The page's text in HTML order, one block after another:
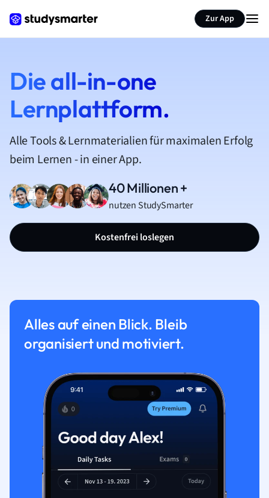
Zur App
Die all-in-one
Lernplattform.
Alle Tools & Lernmaterialien für maximalen Erfolg
beim Lernen - in einer App.
40 Millionen +
nutzen StudySmarter
Kostenfrei loslegen
Alles auf einen Blick. Bleib
organisiert und motiviert.